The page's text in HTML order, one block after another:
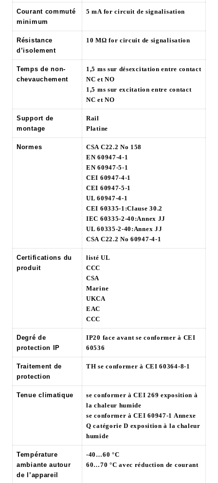
Courant commuté
minimum
5 mA for circuit de signalisation
Résistance
d’isolement
10 MΩ for circuit de signalisation
Temps de non-
chevauchement
1,5 ms sur désexcitation entre contact
NC et NO
1,5 ms sur excitation entre contact
NC et NO
Support de
montage
Rail
Platine
Normes
CSA C22.2 No 158
EN 60947-4-1
EN 60947-5-1
CEI 60947-4-1
CEI 60947-5-1
UL 60947-4-1
CEI 60335-1:Clause 30.2
IEC 60335-2-40:Annex JJ
UL 60335-2-40:Annex JJ
CSA C22.2 No 60947-4-1
Certifications du
produit
listé UL
CCC
CSA
Marine
UKCA
EAC
CCC
Degré de
protection IP
IP20 face avant se conformer à CEI
60536
Traitement de
protection
TH se conformer à CEI 60364-8-1
Tenue climatique
se conformer à CEI 269 exposition à
la chaleur humide
se conformer à CEI 60947-1 Annexe
Q catégorie D exposition à la chaleur
humide
Température
ambiante autour
de l’appareil
-40…60 °C
60…70 °C avec réduction de courant